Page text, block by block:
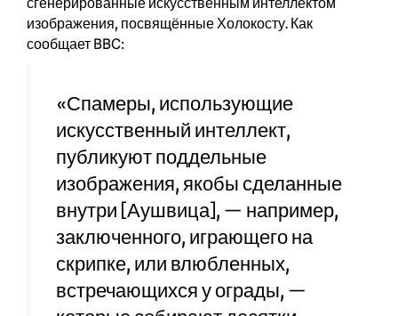
изображения, посвящённые Холокосту. Как
сообщает BBC:
«Спамеры, использующие
искусственный интеллект,
публикуют поддельные
изображения, якобы сделанные
внутри [Аушвица], — например,
заключенного, играющего на
скрипке, или влюбленных,
встречающихся у ограды, —